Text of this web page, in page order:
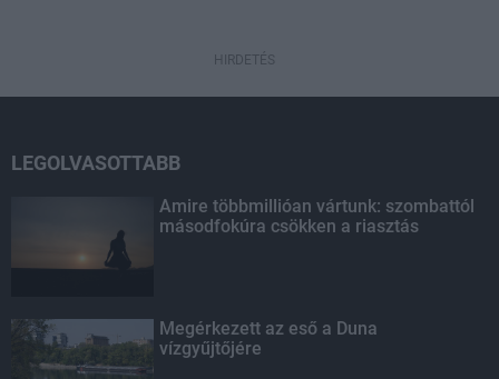
HIRDETÉS
LEGOLVASOTTABB
Amire többmillióan vártunk: szombattól
másodfokúra csökken a riasztás
Megérkezett az eső a Duna
vízgyűjtőjére